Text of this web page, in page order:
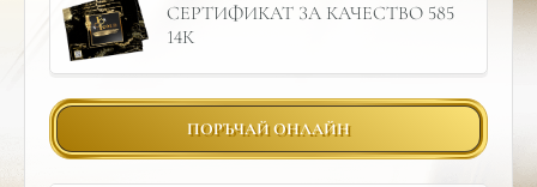
СЕРТИФИКАТ ЗА КАЧЕСТВО 585
14К
ПОРЪЧАЙ ОНЛАЙН